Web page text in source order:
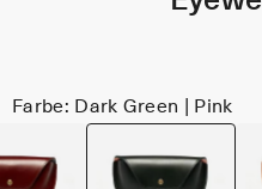
Farbe: Dark Green | Pink